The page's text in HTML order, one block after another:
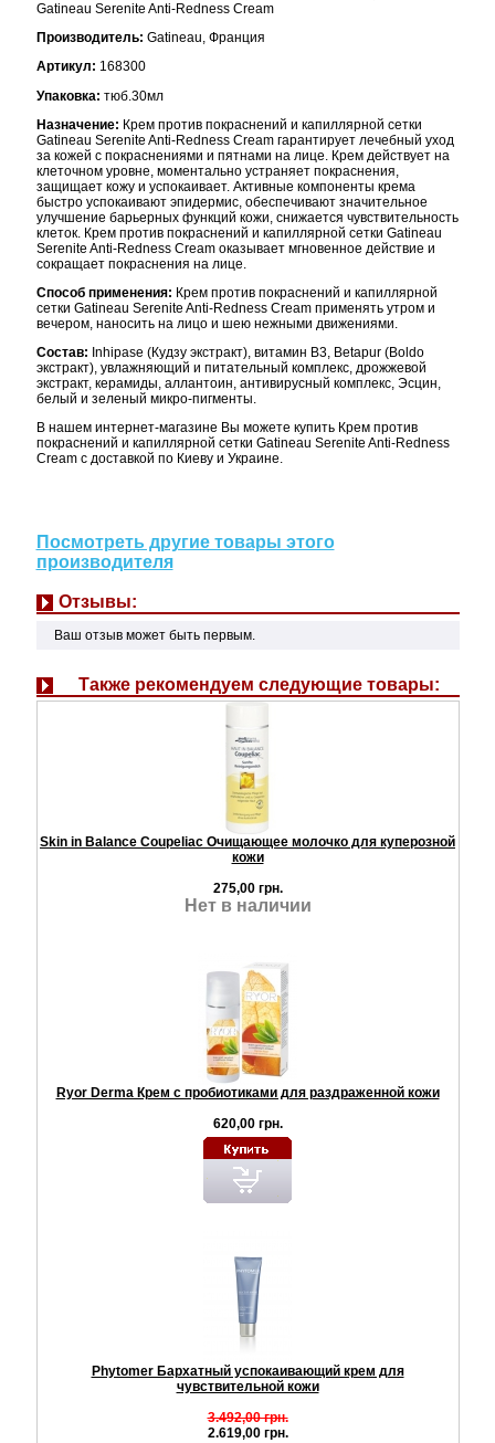
Gatineau Serenite Anti-Redness Cream
Производитель: Gatineau, Франция
Артикул: 168300
Упаковка: тюб.30мл
Назначение: Крем против покраснений и капиллярной сетки
Gatineau Serenite Anti-Redness Cream гарантирует лечебный уход
за кожей с покраснениями и пятнами на лице. Крем действует на
клеточном уровне, моментально устраняет покраснения,
защищает кожу и успокаивает. Активные компоненты крема
быстро успокаивают эпидермис, обеспечивают значительное
улучшение барьерных функций кожи, снижается чувствительность
клеток. Крем против покраснений и капиллярной сетки Gatineau
Serenite Anti-Redness Cream оказывает мгновенное действие и
сокращает покраснения на лице.
Способ применения: Крем против покраснений и капиллярной
сетки Gatineau Serenite Anti-Redness Cream применять утром и
вечером, наносить на лицо и шею нежными движениями.
Состав: Inhipase (Кудзу экстракт), витамин В3, Betapur (Boldo
экстракт), увлажняющий и питательный комплекс, дрожжевой
экстракт, керамиды, аллантоин, антивирусный комплекс, Эсцин,
белый и зеленый микро-пигменты.
В нашем интернет-магазине Вы можете купить Крем против
покраснений и капиллярной сетки Gatineau Serenite Anti-Redness
Cream с доставкой по Киеву и Украине.
Посмотреть другие товары этого
производителя
Отзывы:
Ваш отзыв может быть первым.
Также рекомендуем следующие товары:
Skin in Balance Coupeliac Очищающее молочко для куперозной
кожи
275,00 грн.
Нет в наличии
Ryor Derma Крем с пробиотиками для раздраженной кожи
620,00 грн.
Phytomer Бархатный успокаивающий крем для
чувствительной кожи
3.492,00 грн.
2.619,00 грн.